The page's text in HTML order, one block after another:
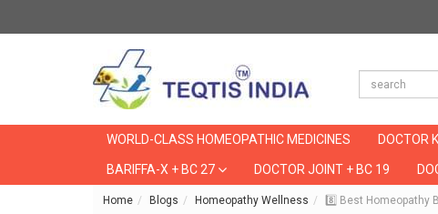
WORLD-CLASS HOMEOPATHIC MEDICINES DOCTOR
BARIFFA-X + BC 27 DOCTOR JOINT + BC 19
Home Blogs Homeopathy Wellness 8️⃣ Best Homeopathy